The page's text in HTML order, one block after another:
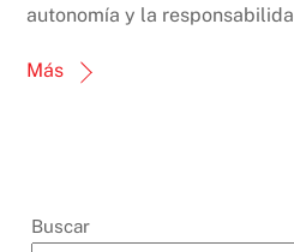
autonomía y la
Más
Buscar